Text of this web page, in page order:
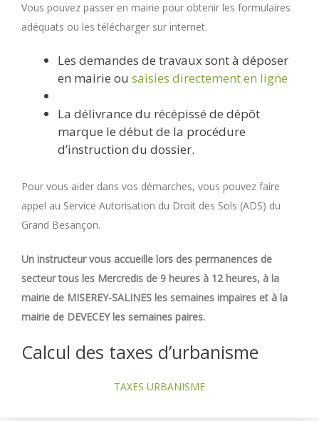
Vous pouvez passer en mairie pour obtenir les formulaires
adéquats ou les télécharger sur internet.
Les demandes de travaux sont à déposer
en mairie ou saisies directement en ligne
La délivrance du récépissé de dépôt
marque le début de la procédure
d’instruction du dossier.
Pour vous aider dans vos démarches, vous pouvez faire
appel au Service Autorisation du Droit des Sols (ADS) du
Grand Besançon.
Un instructeur vous accueille lors des permanences de
secteur tous les Mercredis de 9 heures à 12 heures, à la
mairie de MISEREY-SALINES les semaines impaires et à la
mairie de DEVECEY les semaines paires.
Calcul des taxes d’urbanisme
TAXES URBANISME